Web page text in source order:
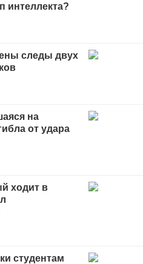
интеллекта?
следы двух
на
от удара
ходит в
студентам